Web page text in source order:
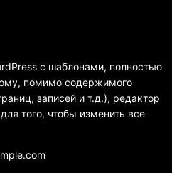
с шаблонами, полностью
помимо содержимого
записей и т.д.), редактор
того, чтобы изменить все